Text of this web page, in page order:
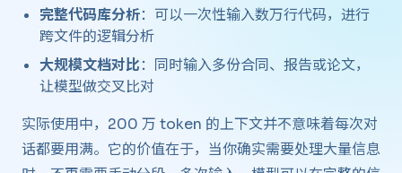
完整代码库分析：可以一次性输入数万行代码，进行
跨文件的逻辑分析
大规模文档对比：同时输入多份合同、报告或论文，
让模型做交叉比对
实际使用中，200 万 token 的上下文并不意味着每次对
话都要用满。它的价值在于，当你确实需要处理大量信息